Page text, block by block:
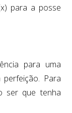
para a posse
para uma
Para
ser que tenha